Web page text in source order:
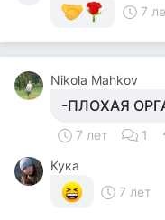
7
Nikola Mahkov
-ПЛОХАЯ
7 лет 1
Кука
7 лет